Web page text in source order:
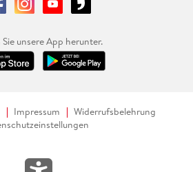
Sie unsere App herunter.
Impressum
Widerrufsbelehrung